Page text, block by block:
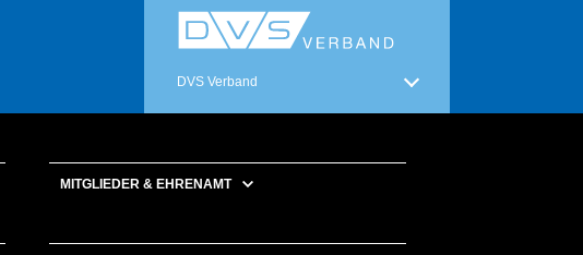
DVS Verband
MITGLIEDER & EHRENAMT